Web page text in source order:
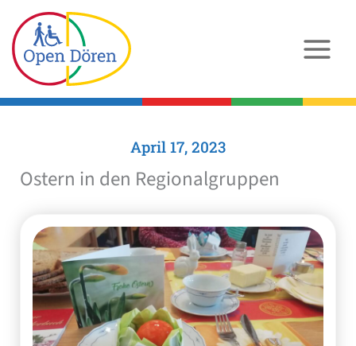
Inhalt
springen
April 17, 2023
Ostern in den Regionalgruppen